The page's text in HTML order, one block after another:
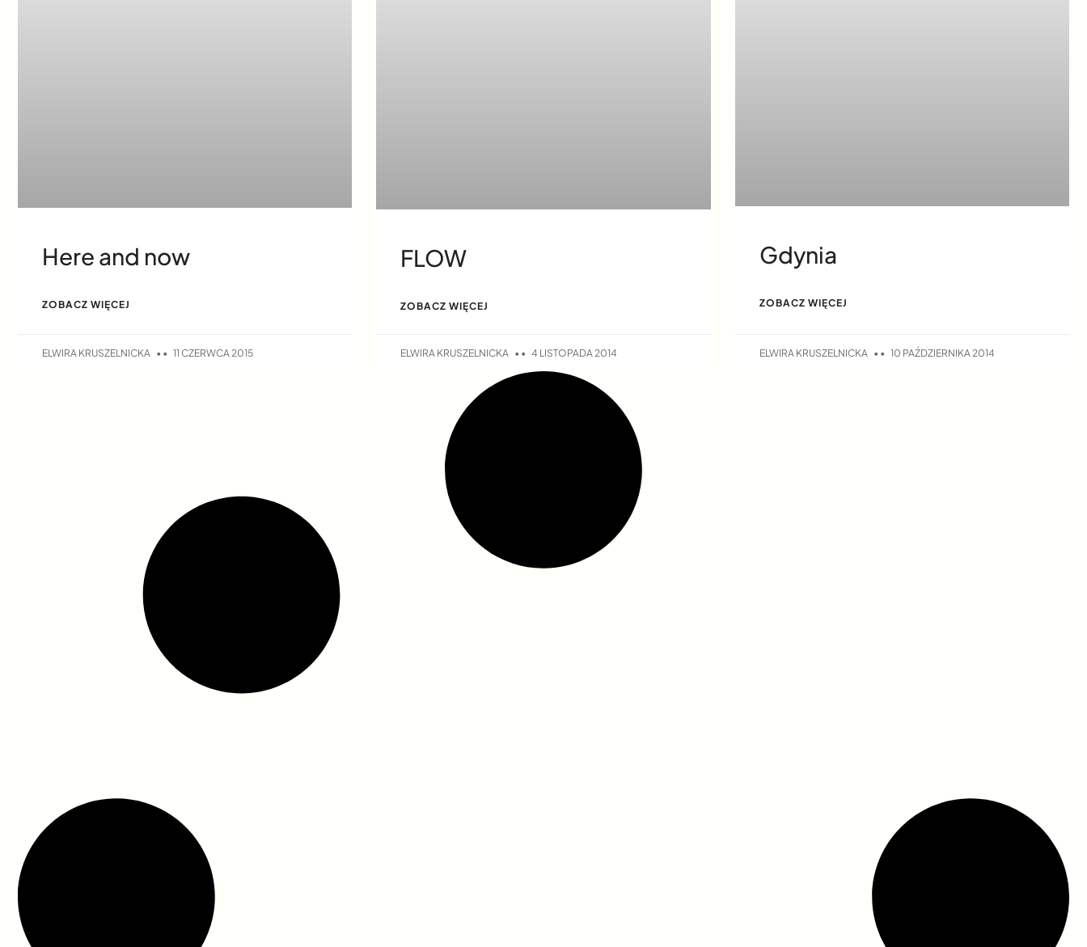
Here and now
ZOBACZ WIĘCEJ
ELWIRA KRUSZELNICKA 11 CZERWCA 2015
FLOW
ZOBACZ WIĘCEJ
ELWIRA KRUSZELNICKA 4 LISTOPADA 2014
Gdynia
ZOBACZ WIĘCEJ
ELWIRA KRUSZELNICKA 10 PAŹDZIERNIKA 2014